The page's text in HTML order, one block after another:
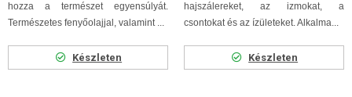
hozza a természet egyensúlyát.
Természetes fenyőolajjal, valamint ...
Készleten
hajszálereket, az izmokat, a
csontokat és az ízületeket. Alkalma...
Készleten